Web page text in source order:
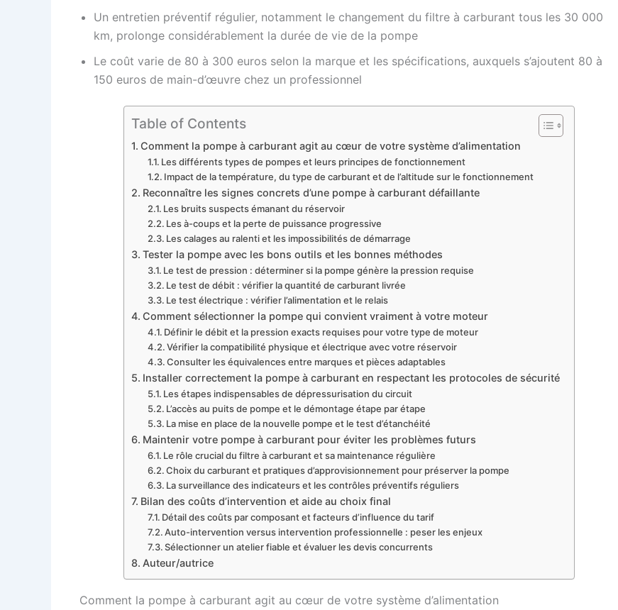
Un entretien préventif régulier, notamment le changement du filtre à carburant tous les 30 000
km, prolonge considérablement la durée de vie de la pompe
Le coût varie de 80 à 300 euros selon la marque et les spécifications, auxquels s’ajoutent 80 à
150 euros de main-d’œuvre chez un professionnel
Table of Contents
Comment la pompe à carburant agit au cœur de votre système d’alimentation
Les différents types de pompes et leurs principes de fonctionnement
Impact de la température, du type de carburant et de l’altitude sur le fonctionnement
Reconnaître les signes concrets d’une pompe à carburant défaillante
Les bruits suspects émanant du réservoir
Les à-coups et la perte de puissance progressive
Les calages au ralenti et les impossibilités de démarrage
Tester la pompe avec les bons outils et les bonnes méthodes
Le test de pression : déterminer si la pompe génère la pression requise
Le test de débit : vérifier la quantité de carburant livrée
Le test électrique : vérifier l’alimentation et le relais
Comment sélectionner la pompe qui convient vraiment à votre moteur
Définir le débit et la pression exacts requises pour votre type de moteur
Vérifier la compatibilité physique et électrique avec votre réservoir
Consulter les équivalences entre marques et pièces adaptables
Installer correctement la pompe à carburant en respectant les protocoles de sécurité
Les étapes indispensables de dépressurisation du circuit
L’accès au puits de pompe et le démontage étape par étape
La mise en place de la nouvelle pompe et le test d’étanchéité
Maintenir votre pompe à carburant pour éviter les problèmes futurs
Le rôle crucial du filtre à carburant et sa maintenance régulière
Choix du carburant et pratiques d’approvisionnement pour préserver la pompe
La surveillance des indicateurs et les contrôles préventifs réguliers
Bilan des coûts d’intervention et aide au choix final
Détail des coûts par composant et facteurs d’influence du tarif
Auto-intervention versus intervention professionnelle : peser les enjeux
Sélectionner un atelier fiable et évaluer les devis concurrents
Auteur/autrice
Comment la pompe à carburant agit au cœur de votre système d’alimentation